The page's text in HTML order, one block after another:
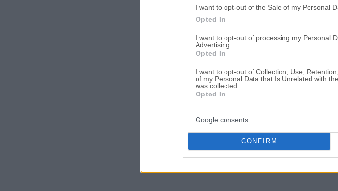
I want to opt-out of the Sale of my Personal
Opted In
I want to opt-out of processing my Personal
Advertising.
Opted In
I want to opt-out of Collection, Use,
of my Personal Data that Is Unrelated with
was collected.
Opted In
Google consents
CONFIRM
Θέση
eAuction
Αποθηκεύστε την αναζήτησή
Ψάχνετε γιαΑγροτεμάχιο σε
ηλεκτρονικούς πλειστηριασμούς
αναζήτησης μπορείτε να περιορίσετε